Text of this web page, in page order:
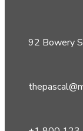
92 Bowery